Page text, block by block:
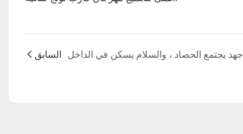
السابق جهد يجتمع الحصاد ، والسلام يسكن في الداخل